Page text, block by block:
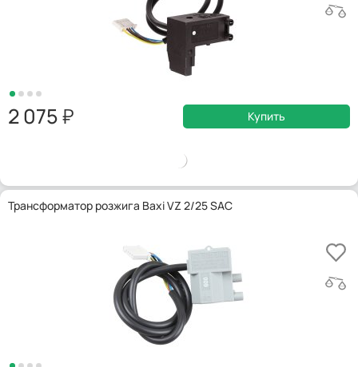
2 075 Купить
Трансформатор розжига Baxi VZ 2/25 SAC